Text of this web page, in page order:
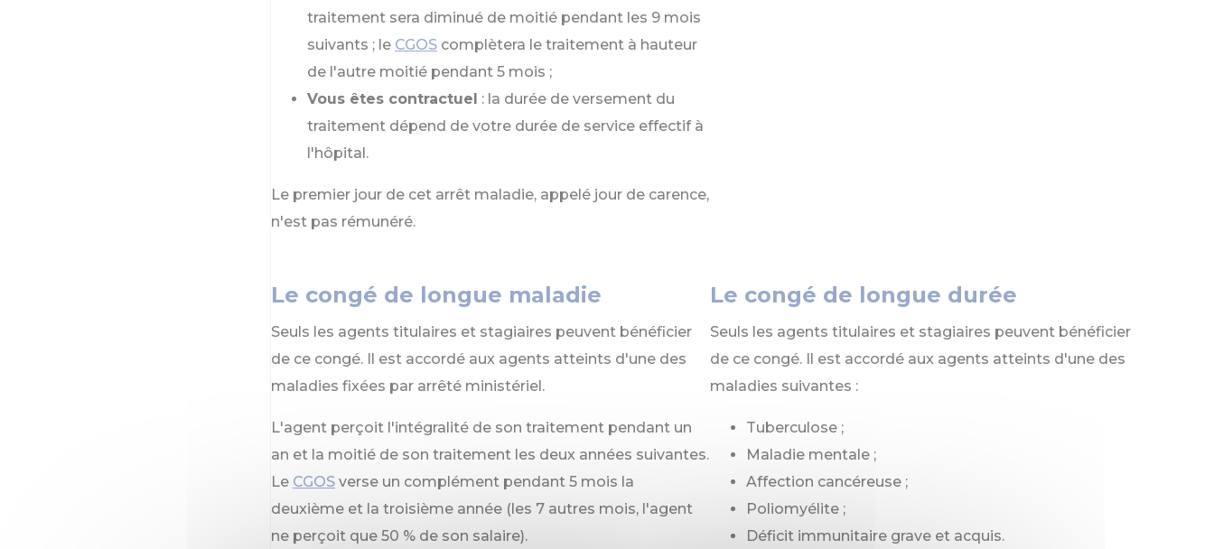
traitement sera diminué de moitié pendant les 9 mois
suivants ; le CGOS complètera le traitement à hauteur
de l'autre moitié pendant 5 mois ;
Vous êtes contractuel : la durée de versement du
traitement dépend de votre durée de service effectif à
l'hôpital.
Le premier jour de cet arrêt maladie, appelé jour de carence,
n'est pas rémunéré.
Le congé de longue maladie
Seuls les agents titulaires et stagiaires peuvent bénéficier
de ce congé. Il est accordé aux agents atteints d'une des
maladies fixées par arrêté ministériel.
L'agent perçoit l'intégralité de son traitement pendant un
an et la moitié de son traitement les deux années suivantes.
Le CGOS verse un complément pendant 5 mois la
deuxième et la troisième année (les 7 autres mois, l'agent
ne perçoit que 50 % de son salaire).
Le congé de longue durée
Seuls les agents titulaires et stagiaires peuvent bénéficier
de ce congé. Il est accordé aux agents atteints d'une des
maladies suivantes :
Tuberculose ;
Maladie mentale ;
Affection cancéreuse ;
Poliomyélite ;
Déficit immunitaire grave et acquis.